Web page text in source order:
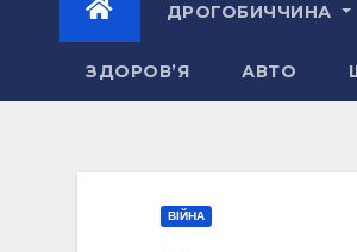
ДРОГОБИЧЧИНА
ЗДОРОВ’Я АВТО
ВІЙНА